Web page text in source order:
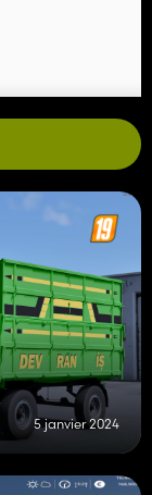
5 janvier 2024